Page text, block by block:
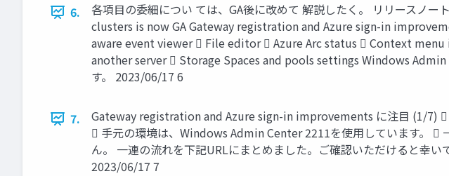
6.
各項目の委細につい ては、GA後に改めて 解説したく。 リリースノ
clusters is now GA Gateway registration and Azure sign-in
aware event viewer  File editor  Azure Arc status  Context
another server  Storage Spaces and pools settings Windows
す。 2023/06/17 6
7.
Gateway registration and Azure sign-in improvements に注目 (1/7) 
 手元の環境は、Windows Admin Center 2211を使用しています。
ん。 一連の流れを下記URLにまとめました。ご確認いただけると
2023/06/17 7